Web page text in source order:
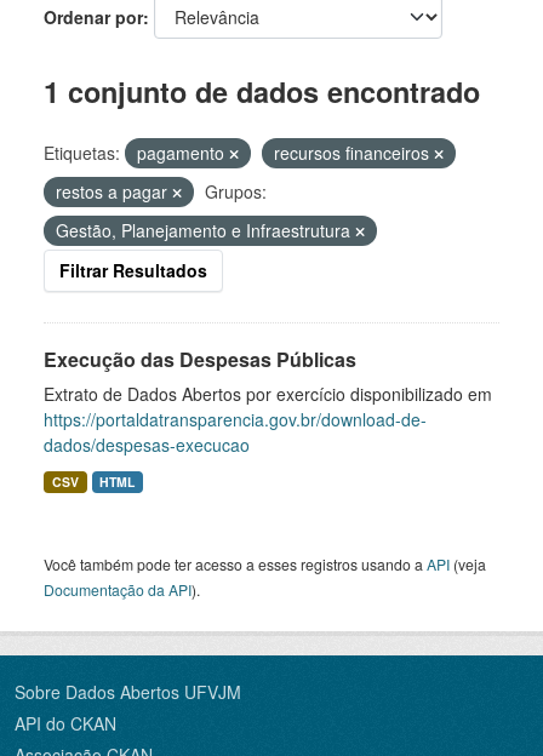
Ordenar por
1 conjunto de dados encontrado
Etiquetas: pagamento
recursos financeiros
restos a pagar
Grupos:
Gestão, Planejamento e Infraestrutura
Filtrar Resultados
Execução das Despesas Públicas
Extrato de Dados Abertos por exercício disponibilizado em
https://portaldatransparencia.gov.br/download-de-
dados/despesas-execucao
CSV HTML
Você também pode ter acesso a esses registros usando a API (veja
Documentação da API).
Sobre Dados Abertos UFVJM
API do CKAN